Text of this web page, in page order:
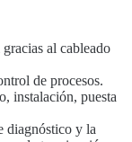
al cableado
de procesos.
instalación, puesta
diagnóstico y la